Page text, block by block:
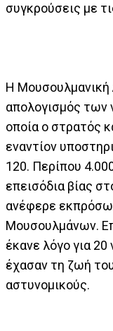
συγκρούσεις με
Η Μουσουλμανική
απολογισμός των
οποία ο στρατός
εναντίον
120. Περίπου
επεισόδια βίας
ανέφερε
Μουσουλμάνων.
έκανε λόγο για
έχασαν τη ζωή
αστυνομικούς.